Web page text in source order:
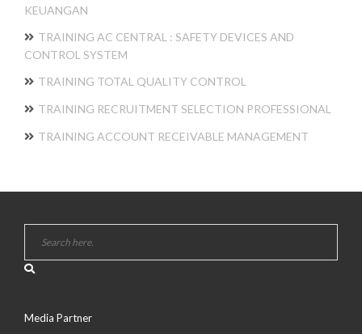
KEUANGAN
TRAINING AC CENTRAL : SAFETY DEVICES AND
CONTROL SYSTEM
TRAINING TOTAL QUALITY CONTROL
TRAINING RECRUITMENT SELECTION PROFESSIONAL
TRAINING ACCOUNT RECEIVABLE MANAGEMENT
Media Partner